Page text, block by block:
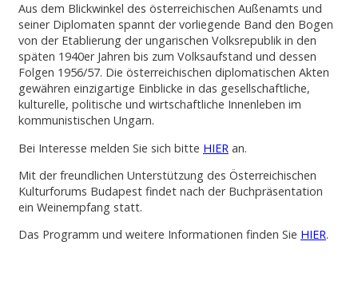
Aus dem Blickwinkel des österreichischen Außenamts und
seiner Diplomaten spannt der vorliegende Band den Bogen
von der Etablierung der ungarischen Volksrepublik in den
späten 1940er Jahren bis zum Volksaufstand und dessen
Folgen 1956/57. Die österreichischen diplomatischen Akten
gewähren einzigartige Einblicke in das gesellschaftliche,
kulturelle, politische und wirtschaftliche Innenleben im
kommunistischen Ungarn.
Bei Interesse melden Sie sich bitte HIER an.
Mit der freundlichen Unterstützung des Österreichischen
Kulturforums Budapest findet nach der Buchpräsentation
ein Weinempfang statt.
Das Programm und weitere Informationen finden Sie HIER.